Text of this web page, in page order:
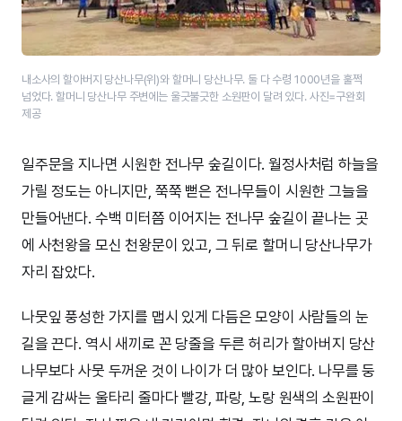
내소사의 할아버지 당산나무(위)와 할머니 당산나무. 둘 다 수령 1000년을 훌쩍
넘었다. 할머니 당산나무 주변에는 울긋불긋한 소원판이 달려 있다. 사진=구완회
제공
일주문을 지나면 시원한 전나무 숲길이다. 월정사처럼 하늘을
가릴 정도는 아니지만, 쭉쭉 뻗은 전나무들이 시원한 그늘을
만들어낸다. 수백 미터쯤 이어지는 전나무 숲길이 끝나는 곳
에 사천왕을 모신 천왕문이 있고, 그 뒤로 할머니 당산나무가
자리 잡았다.
나뭇잎 풍성한 가지를 맵시 있게 다듬은 모양이 사람들의 눈
길을 끈다. 역시 새끼로 꼰 당줄을 두른 허리가 할아버지 당산
나무보다 사뭇 두꺼운 것이 나이가 더 많아 보인다. 나무를 둥
글게 감싸는 울타리 줄마다 빨강, 파랑, 노랑 원색의 소원판이